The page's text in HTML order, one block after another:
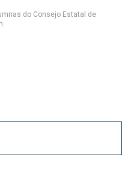
do Consejo Estatal de